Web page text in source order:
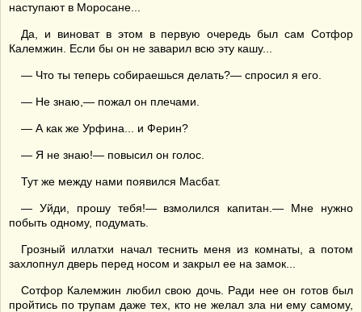
наступают в Моросане...
Да, и виноват в этом в первую очередь был сам Сотфор
Калемжин. Если бы он не заварил всю эту кашу...
— Что ты теперь собираешься делать?— спросил я его.
— Не знаю,— пожал он плечами.
— А как же Урфина... и Ферин?
— Я не знаю!— повысил он голос.
Тут же между нами появился Масбат.
— Уйди, прошу тебя!— взмолился капитан.— Мне нужно
побыть одному, подумать.
Грозный иллатхи начал теснить меня из комнаты, а потом
захлопнул дверь перед носом и закрыл ее на замок...
Сотфор Калемжин любил свою дочь. Ради нее он готов был
пройтись по трупам даже тех, кто не желал зла ни ему самому,